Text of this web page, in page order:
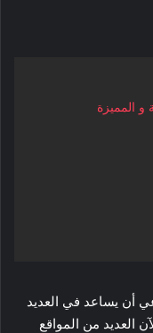
و المميزة
أن يساعد في العديد
العديد من المواقع